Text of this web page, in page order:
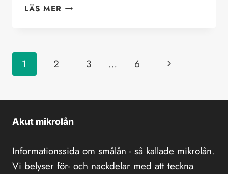
LÄS MER MIKROLÅN
Page
1 2 3 … 6
Next
Akut mikrolån
Informationssida om smålån - så kallade mikrolån.
Vi belyser för- och nackdelar med att teckna